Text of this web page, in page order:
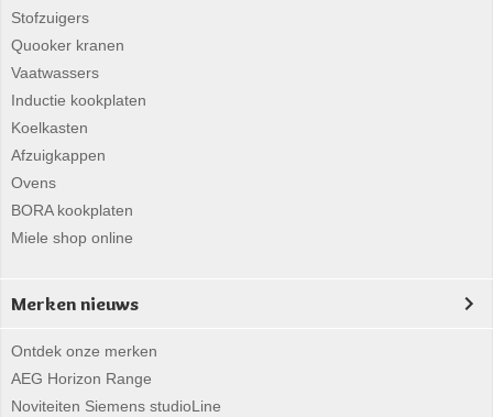
Stofzuigers
Quooker kranen
Vaatwassers
Inductie kookplaten
Koelkasten
Afzuigkappen
Ovens
BORA kookplaten
Miele shop online
Merken nieuws
Ontdek onze merken
AEG Horizon Range
Noviteiten Siemens studioLine